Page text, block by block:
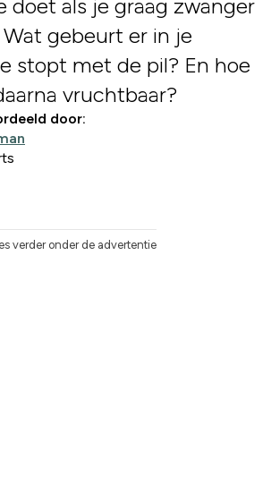
doet als je graag zwanger
gebeurt er in je
stopt met de pil? En hoe
vruchtbaar?
door:
verder onder de advertentie